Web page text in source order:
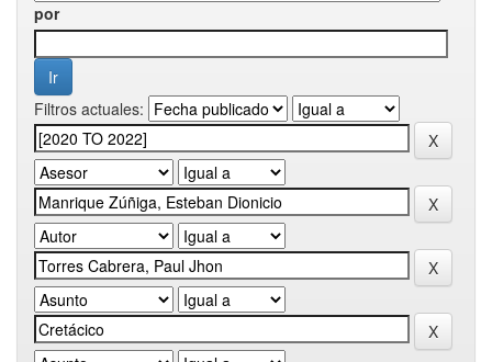
por
Filtros actuales: